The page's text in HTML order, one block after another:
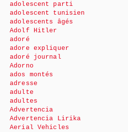
adolescent parti
adolescent tunisien
adolescents âgés
Adolf Hitler
adoré
adore expliquer
adoré journal
Adorno
ados montés
adresse
adulte
adultes
Advertencia
Advertencia Lirika
Aerial Vehicles